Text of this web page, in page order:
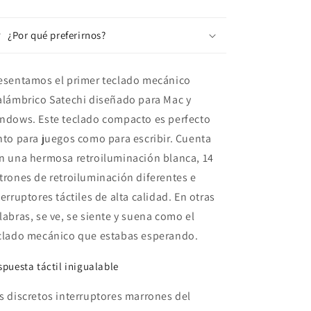
¿Por qué preferirnos?
el primer teclado mecánico
Satechi diseñado para Mac y
Este teclado compacto es perfecto
para juegos como para escribir. Cuenta
una hermosa retroiluminación blanca, 14
de retroiluminación diferentes e
táctiles de alta calidad. En otras
se ve, se siente y suena como el
mecánico que estabas esperando.
táctil inigualable
discretos interruptores marrones del